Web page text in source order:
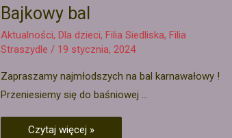
Bajkowy bal
Aktualności, Dla dzieci, Filia Siedliska, Filia
Straszydle / 19 stycznia, 2024
Zapraszamy najmłodszych na bal karnawałowy !
Przeniesiemy się do baśniowej …
Czytaj więcej »